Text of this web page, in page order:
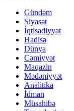
Gündəm
Siyasət
İqtisadiyyat
Hadisə
Dünya
Cəmiyyət
Maqazin
Mədəniyyət
Analitika
İdman
Müsahibə